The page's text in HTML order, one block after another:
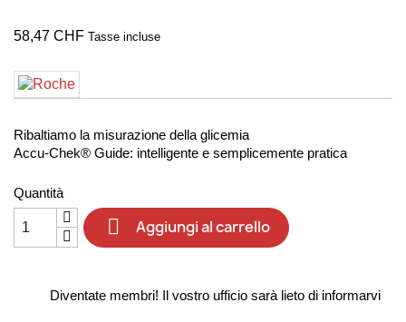
58,47 CHF Tasse incluse
Ribaltiamo la misurazione della glicemia
Accu-Chek® Guide: intelligente e semplicemente pratica
Quantità
 Aggiungi al carrello
Diventate membri! Il vostro ufficio sarà lieto di informarvi